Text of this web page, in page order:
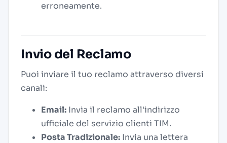
erroneamente.
Invio del Reclamo
Puoi inviare il tuo reclamo attraverso diversi
canali:
Email: Invia il reclamo all'indirizzo
ufficiale del servizio clienti TIM.
Posta Tradizionale: Invia una lettera